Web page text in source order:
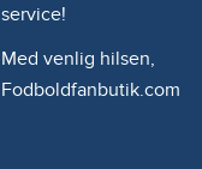
service!
Med venlig hilsen,
Fodboldfanbutik.com